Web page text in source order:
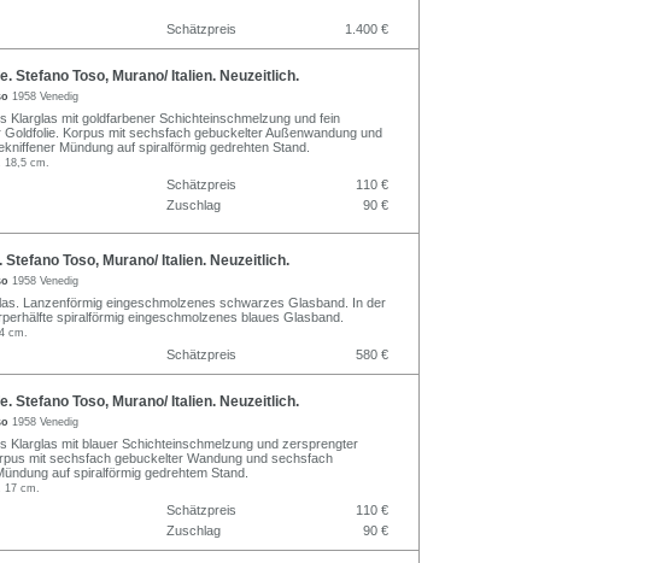
Schätzpreis 1.400 €
Stefano Toso, Murano/ Italien. Neuzeitlich.
1958 Venedig
Klarglas mit goldfarbener Schichteinschmelzung und fein
Korpus mit sechsfach gebuckelter Außenwandung und
Mündung auf spiralförmig gedrehten Stand.
18,5 cm.
Schätzpreis
110 €
Zuschlag
90 €
Toso, Murano/ Italien. Neuzeitlich.
1958 Venedig
Lanzenförmig eingeschmolzenes schwarzes Glasband. In der
spiralförmig eingeschmolzenes blaues Glasband.
cm.
Schätzpreis 580 €
Stefano Toso, Murano/ Italien. Neuzeitlich.
1958 Venedig
Klarglas mit blauer Schichteinschmelzung und zersprengter
mit sechsfach gebuckelter Wandung und sechsfach
auf spiralförmig gedrehtem Stand.
17 cm.
Schätzpreis
110 €
Zuschlag
90 €